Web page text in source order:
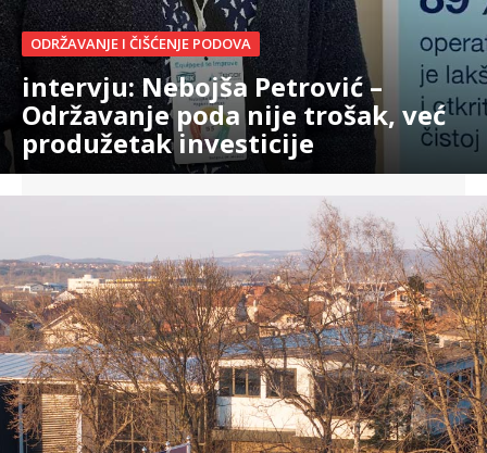
ODRŽAVANJE I ČIŠĆENJE PODOVA
intervju: Nebojša Petrović –
Održavanje poda nije trošak, već
produžetak investicije